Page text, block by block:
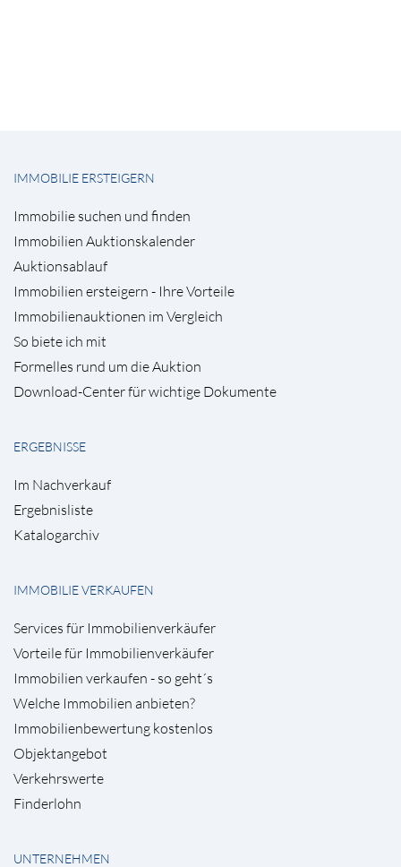
IMMOBILIE ERSTEIGERN
Immobilie suchen und finden
Immobilien Auktionskalender
Auktionsablauf
Immobilien ersteigern - Ihre Vorteile
Immobilienauktionen im Vergleich
So biete ich mit
Formelles rund um die Auktion
Download-Center für wichtige Dokumente
ERGEBNISSE
Im Nachverkauf
Ergebnisliste
Katalogarchiv
IMMOBILIE VERKAUFEN
Services für Immobilienverkäufer
Vorteile für Immobilienverkäufer
Immobilien verkaufen - so geht´s
Welche Immobilien anbieten?
Immobilienbewertung kostenlos
Objektangebot
Verkehrswerte
Finderlohn
UNTERNEHMEN